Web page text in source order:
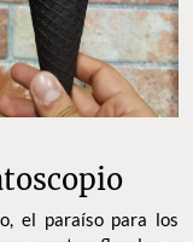
el paraíso para los